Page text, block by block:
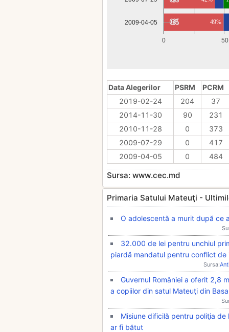
0 50
2009-04-05 0%
0% 49%
Data Alegerilor PSRM
PCRM
2019-02-24
204
37
2014-11-30
90
231
2010-11-28
0
373
2009-07-29
0
417
2009-04-05
0 484
Sursa: www.cec.md
Primaria Satului Mateuţi -
O adolescentă a murit după ce
32.000 de lei pentru unchiul
piardă mandatul pentru conflict
Sursa:
Guvernul României a oferit 2,8
a copiilor din satul Mateuţi din
Misiune dificilă pentru poliţia de
ar fi bătut